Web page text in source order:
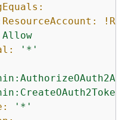
!Ref
Allow
'*'
'*'